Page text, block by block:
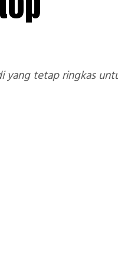
yang tetap ringkas